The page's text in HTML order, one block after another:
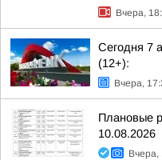
Вчера,
Сегодня 7
(12+):
Вчера,
Плановые
10.08.2026
Вчера,